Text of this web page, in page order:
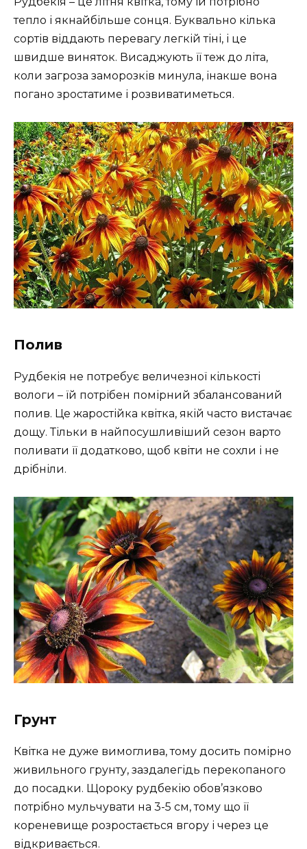
тепло і якнайбільше сонця. Буквально кілька
сортів віддають перевагу легкій тіні, і це
швидше виняток. Висаджують її теж до літа,
коли загроза заморозків минула, інакше вона
погано зростатиме і розвиватиметься.
Полив
Рудбекія не потребує величезної кількості
вологи – їй потрібен помірний збалансований
полив. Це жаростійка квітка, якій часто вистачає
дощу. Тільки в найпосушливіший сезон варто
поливати її додатково, щоб квіти не сохли і не
дрібніли.
Грунт
Квітка не дуже вимоглива, тому досить помірно
живильного грунту, заздалегідь перекопаного
до посадки. Щороку рудбекію обов’язково
потрібно мульчувати на 3-5 см, тому що її
кореневище розростається вгору і через це
відкривається.